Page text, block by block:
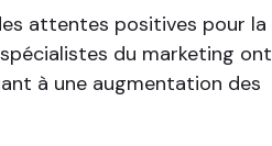
attentes positives pour la
du marketing ont
à une augmentation des